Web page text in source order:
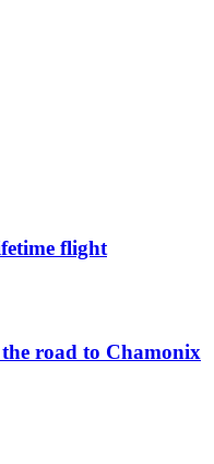
flight
road to Chamonix